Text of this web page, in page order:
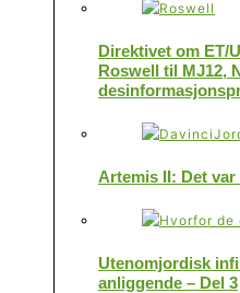
Direktivet om ET/
Roswell til MJ12,
Artemis II: Det
Utenomjordisk
anliggende – Del 3